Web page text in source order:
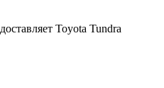
Toyota Tundra